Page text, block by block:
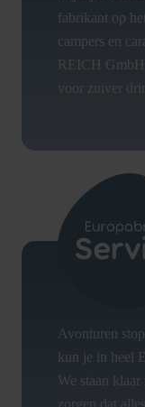
fabrikant op
campers en
REICH
voor zuiver
Avonturen
kun je in heel
We staan